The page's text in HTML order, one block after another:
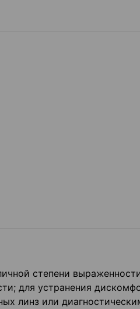
степени
для устранения
линз или